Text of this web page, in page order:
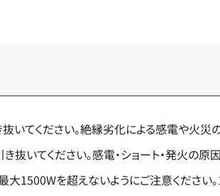
いてください。絶縁劣化による感電や火災
いてください。感電・ショート・発火の原
1500Wを超えないようにご注意ください